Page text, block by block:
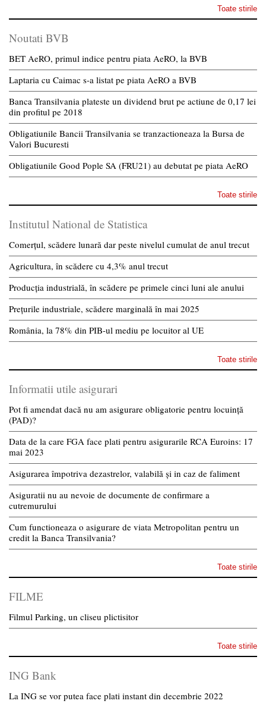
Toate stirile
Noutati BVB
BET AeRO, primul indice pentru piata AeRO, la BVB
Laptaria cu Caimac s-a listat pe piata AeRO a BVB
Banca Transilvania plateste un dividend brut pe actiune de 0,17 lei
din profitul pe 2018
Obligatiunile Bancii Transilvania se tranzactioneaza la Bursa de
Valori Bucuresti
Obligatiunile Good Pople SA (FRU21) au debutat pe piata AeRO
Toate stirile
Institutul National de Statistica
Comerțul, scădere lunară dar peste nivelul cumulat de anul trecut
Agricultura, în scădere cu 4,3% anul trecut
Producția industrială, în scădere pe primele cinci luni ale anului
Prețurile industriale, scădere marginală în mai 2025
România, la 78% din PIB-ul mediu pe locuitor al UE
Toate stirile
Informatii utile asigurari
Pot fi amendat dacă nu am asigurare obligatorie pentru locuință
(PAD)?
Data de la care FGA face plati pentru asigurarile RCA Euroins: 17
mai 2023
Asigurarea împotriva dezastrelor, valabilă și in caz de faliment
Asiguratii nu au nevoie de documente de confirmare a
cutremurului
Cum functioneaza o asigurare de viata Metropolitan pentru un
credit la Banca Transilvania?
Toate stirile
FILME
Filmul Parking, un cliseu plictisitor
Toate stirile
ING Bank
La ING se vor putea face plati instant din decembrie 2022